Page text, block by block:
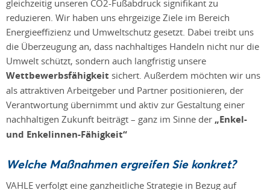
gleichzeitig unseren CO2-Fußabdruck signifikant zu
reduzieren. Wir haben uns ehrgeizige Ziele im Bereich
Energieeffizienz und Umweltschutz gesetzt. Dabei treibt uns
die Überzeugung an, dass nachhaltiges Handeln nicht nur die
Umwelt schützt, sondern auch langfristig unsere
Wettbewerbsfähigkeit sichert. Außerdem möchten wir uns
als attraktiven Arbeitgeber und Partner positionieren, der
Verantwortung übernimmt und aktiv zur Gestaltung einer
nachhaltigen Zukunft beiträgt – ganz im Sinne der „Enkel-
und Enkelinnen-Fähigkeit“
Welche Maßnahmen ergreifen Sie konkret?
VAHLE verfolgt eine ganzheitliche Strategie in Bezug auf